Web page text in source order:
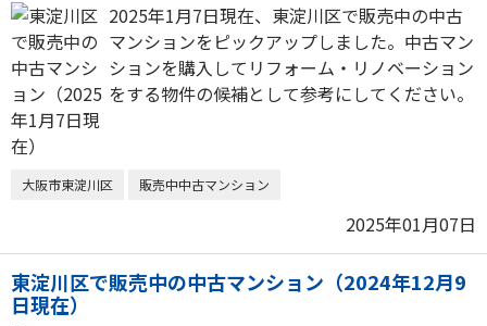
2025年1月7日現在、東淀川区で販売中の中古
マンションをピックアップしました。中古マン
ションを購入してリフォーム・リノベーション
をする物件の候補として参考にしてください。
大阪市東淀川区 販売中中古マンション
2025年01月07日
東淀川区で販売中の中古マンション（2024年12月9
日現在）